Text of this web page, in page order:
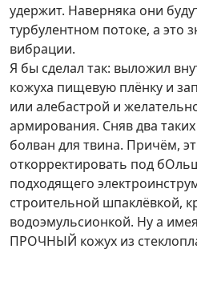
удержит. Наверняка они
турбулентном потоке, а это
вибрации.
Я бы сделал так: выложил
кожуха пищевую плёнку и
или алебастрой и
армирования. Сняв два
болван для твина. Причём,
откорректировать под
подходящего
строительной шпаклёвкой,
водоэмульсионкой. Ну а
ПРОЧНЫЙ кожух из